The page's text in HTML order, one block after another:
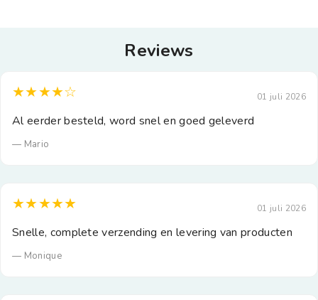
Reviews
★★★★☆ 01 juli 2026
Al eerder besteld, word snel en goed geleverd
— Mario
★★★★★ 01 juli 2026
Snelle, complete verzending en levering van producten
— Monique